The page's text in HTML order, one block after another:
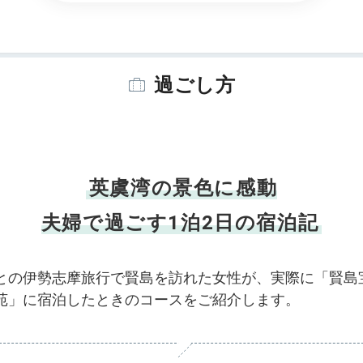
過ごし方
英虞湾の景色に感動
夫婦で過ごす1泊2日の宿泊記
の伊勢志摩旅行で賢島を訪れた女性が、実際に「賢島
」に宿泊したときのコースをご紹介します。